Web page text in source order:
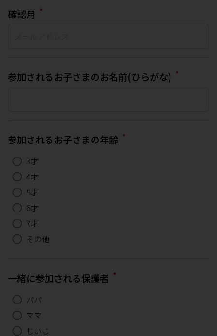
確認用 *
参加されるお子さまのお名前(ひらがな) *
参加されるお子さまの年齢 *
3才
4才
5才
6才
7才
その他
一緒に参加される保護者 *
パパ
ママ
じいじ